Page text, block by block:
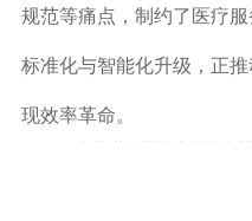
规范等痛点，制约了医疗
标准化与智能化升级，正
现效率革命。